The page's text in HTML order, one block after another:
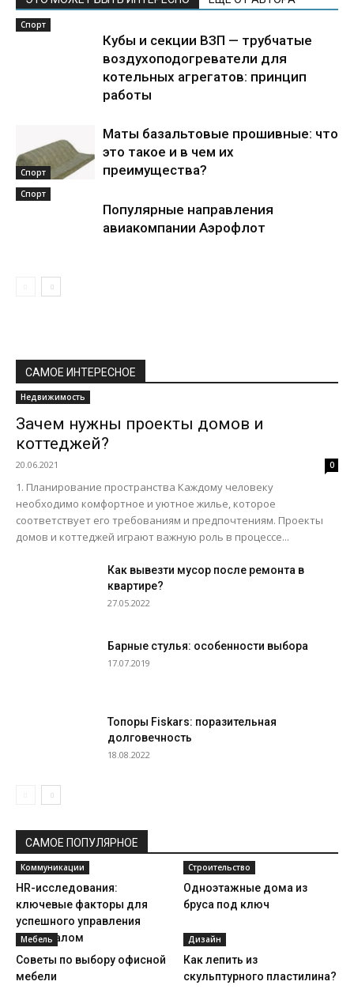
Спорт
Кубы и секции ВЗП — трубчатые
воздухоподогреватели для
котельных агрегатов: принцип
работы
Спорт
Маты базальтовые прошивные: что
это такое и в чем их
преимущества?
Спорт
Популярные направления
авиакомпании Аэрофлот
САМОЕ ИНТЕРЕСНОЕ
Недвижимость
Зачем нужны проекты домов и
коттеджей?
20.06.2021 0
1. Планирование пространства Каждому человеку
необходимо комфортное и уютное жилье, которое
соответствует его требованиям и предпочтениям. Проекты
домов и коттеджей играют важную роль в процессе...
Как вывезти мусор после ремонта в
квартире?
27.05.2022
Барные стулья: особенности выбора
17.07.2019
Топоры Fiskars: поразительная
долговечность
18.08.2022
САМОЕ ПОПУЛЯРНОЕ
Коммуникации
HR-исследования:
ключевые факторы для
успешного управления
персоналом
Строительство
Одноэтажные дома из
бруса под ключ
Мебель
Советы по выбору офисной
мебели
Дизайн
Как лепить из
скульптурного пластилина?